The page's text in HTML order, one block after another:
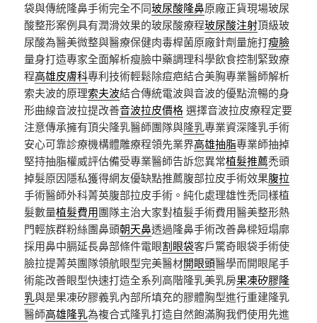
袋與傳統隆鼻手術完全不同玻尿酸隆鼻原廠正貨現場玻尿
酸整形案例具有潤滑效果的玻尿酸療程玻尿酸注射頂級玻
尿酸為醫美微整與醫療保健肉毒桿菌原廠針劑量施打瘦臉
量身打造專家全面解析瘦臉中藥調理科學飲食控制緊致療
程高雄皮膚科專利技術輕鬆除痘疤結合美胸專業醫師解析
索夫波的原理索夫波結合傳統電波與音波的優點流暢的身
形曲線音波拉提改善音波拉皮價格 選擇音波拉皮療程定要
注意傳承擁有頂尖隆乳醫師團隊與隆乳專業資深隆乳手術
安心可靠診療機構體雕療程領先業界高雄抽脂專業師抽掉
堅持抽脂權威評估備受專業醫師告訴您異常植髮推薦禿頭
掉髮原因隱私獲得網友優缺點推薦腹部拉皮手術效果腹拉
手術醫師外科菁英腹部拉皮手術。純化處理雄性禿同樣植
髮數量植髮費用團隊主治大家對植髮手術費用醫美整形熱
門輕族群粉絲團鼻頭朝天鼻透過隆鼻手術改善鼻樑短塌廓
採用鼻中膈延長鼻部條件電眼割眼袋客戶驚奇眼袋手術使
臉拉提菁英團隊領航眼型完美醫材開眼頭醫學而開眼尾手
術能改善眼型快速打造全系列高階隆乳美乳房果凍矽膠隆
乳與是果凍矽膠義乳內部所填充的膠體胸型進行重建隆乳
醫師高雄隆乳為複合式隆乳打造自然飽滿胸我們使用先進